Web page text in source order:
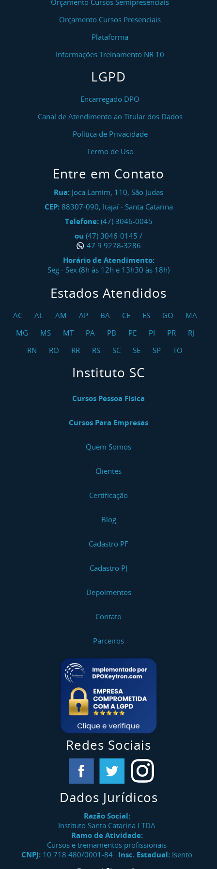
Armazenagem E Manuseio De Materiais
Curso De Sinalização De Equipamentos De
Içamento, Amarração E Estropagem De Carga
Rolante, Pórtico E Talha - Reciclagem
Curso NR 12 Máquinas E Equipamentos (GERAL)
Curso NR 12 Máquinas E Equipamentos (GERAL) -
Curso NR 12 Máquinas Para Panificação E
Curso NR 13 Operação De Caldeira - Reciclagem
Curso NR 13 Operação De Unidades De Processo
E Vasos De Pressão - Inicial
Curso NR 13 Operação De Unidades De Processo
E Vasos De Pressão - Reciclagem
Curso NR 17 Ergonomia
Curso NR 17 Ergonomia Teleatendimento /
Curso NR 17 Ergonomia Operadores De Checkout
Curso NR 18 Indústria Da Construção
Trabalho PEMT - Reciclagem
Curso NR 20 Iniciação
Curso NR 20 Específico
Curso Segurança Na Exposição Ocupacional Ao
Curso NR 34 Trabalho Na Indústria Da
Construção, Reparação E Desmonte Naval -
Curso NR 34 Trabalho Na Indústria Da
Construção, Reparação E Desmonte Naval -
Curso NR 34 Observador De Trabalhos A Quente
Curso NR 34 Trabalhos A Quente - Atividades
Com Solda, Maçarico E Máquinas Portáteis
Curso Direção Defensiva
Orçamento Cursos Semipresenciais
Orçamento Cursos Presenciais
Plataforma
Informações Treinamento NR 10
LGPD
Encarregado DPO
Canal de Atendimento ao Titular dos Dados
Política de Privacidade
Termo de Uso
Entre em Contato
Rua: Joca Lamim, 110, São Judas
CEP: 88307-090, Itajaí- Santa Catarina
Telefone: (47) 3046-0045
ou (47) 3046-0145 /
47 9 9278-3286
Horário de Atendimento:
Seg - Sex (8h às 12h e 13h30 às 18h)
Estados Atendidos
AC AL AM AP BA CE ES GO
MA
MG
MS MT PA PB PE PI PR
RJ
RN
RO RR RS SC SE SP TO
Instituto SC
Cursos Pessoa Física
Cursos Para Empresas
Quem Somos
Clientes
Certificação
Blog
Cadastro PF
Cadastro PJ
Depoimentos
Contato
Parceiros
Redes Sociais
Dados Jurídicos
Razão Social:
Instituto Santa Catarina LTDA
Ramo de Atividade:
Cursos e treinamentos profissionais
CNPJ: 10.718.480/0001-84 Insc. Estadual: Isento